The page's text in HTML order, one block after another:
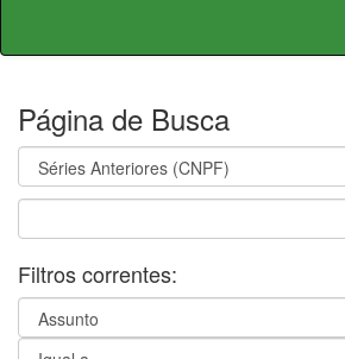
Página de Busca
Filtros correntes: